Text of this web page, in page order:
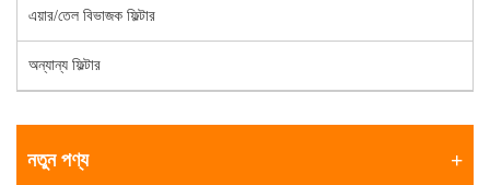
এয়ার/তেল বিভাজক ফিল্টার
অন্যান্য ফিল্টার
নতুন পণ্য